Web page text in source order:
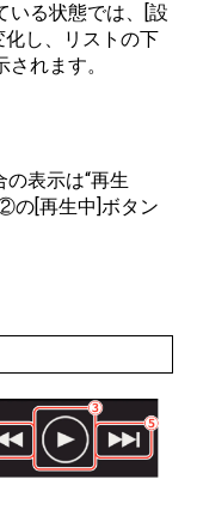
いる状態では、[設
し、リストの下
れます。
表示は“再生
の[再生中]ボタン